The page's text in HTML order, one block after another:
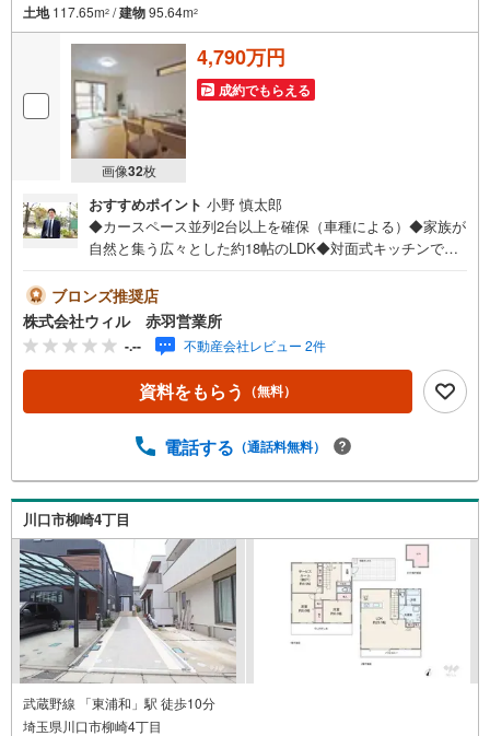
土地117.65m2 /建物95.64m2
画像32枚
4,790万円
成約でもらえる
おすすめポイント 小野 慎太郎
◆カースペース並列2台以上を確保（車種による）◆家族が
自然と集う広々とした約18帖のLDK◆対面式キッチンで会
用可能なフリースペース◆洗面室にランドリーコーナーを
設け家事動線良好◆全居室収納でお洋服等もスッキリ◆洗
濯物も乾きやすい南西向きバルコニー◆スケルトンインフ
ィル住宅で自由度の高いリフォームにも対応可能◆設計・
建設性能評価を取得した地震に強い住宅◆建物最長30年保
証等サポートも充実◆「前川東小学校」まで徒歩約8分、
0】上記時間はお電話が繋がりやすくなっております。お気
タンよりご希望の日時をご記入いただけますとスムーズに
ご案内が可能です。～住宅ローン～諸費用込融資や築年数
の古い物件のローンも得意としており、最適な銀行をご提
案します。～リフォーム～理想の間取り、テイストを作り
上げられます！リフォームプランナーの同行も可能です。
ブロンズ推奨店
株式会社ウィル 赤羽営業所
-.-- 不動産会社レビュー 2件
資料をもらう （無料）
電話する （通話料無料）
川口市柳崎4丁目
武蔵野線 「東浦和」駅 徒歩10分
埼玉県川口市柳崎4丁目